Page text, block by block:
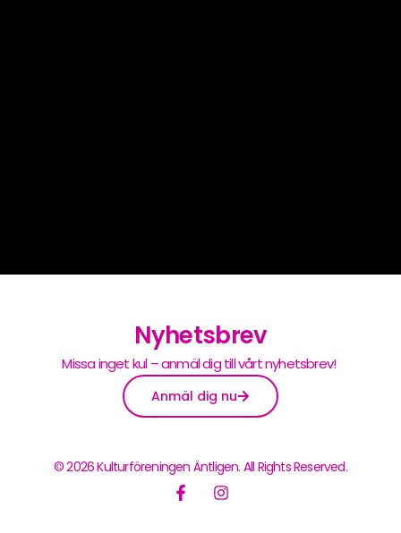
Nyhetsbrev
Missa inget kul – anmäl dig till vårt nyhetsbrev!
Anmäl dig nu
© 2026 Kulturföreningen Äntligen. All Rights Reserved.